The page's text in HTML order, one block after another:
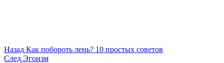
Назад Как побороть лень? 10 простых советов
След Эгоизм